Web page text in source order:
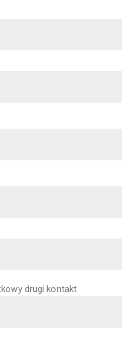
drugi kontakt